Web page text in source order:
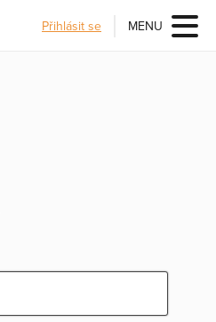
Přihlásit se MENU